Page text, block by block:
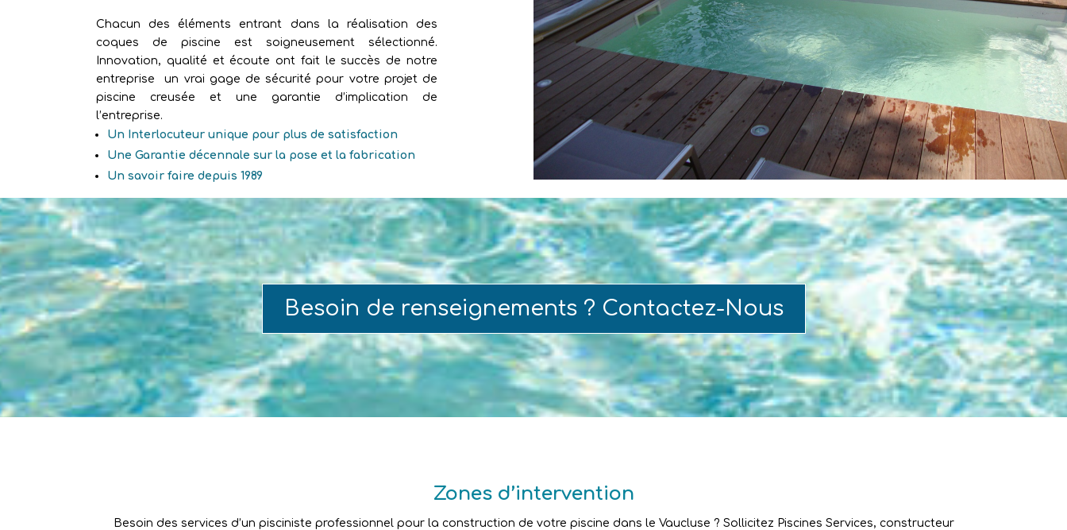
Chacun des éléments entrant dans la réalisation des
coques de piscine est soigneusement sélectionné.
Innovation, qualité et écoute ont fait le succès de notre
entreprise un vrai gage de sécurité pour votre projet de
piscine creusée et une garantie d’implication de
l’entreprise.
Un Interlocuteur unique pour plus de satisfaction
Une Garantie décennale sur la pose et la fabrication
Un savoir faire depuis 1989
Besoin de renseignements ? Contactez-Nous
Zones d’intervention
Besoin des services d’un pisciniste professionnel pour la construction de votre piscine dans le Vaucluse ? Sollicitez Piscines Services, constructeur